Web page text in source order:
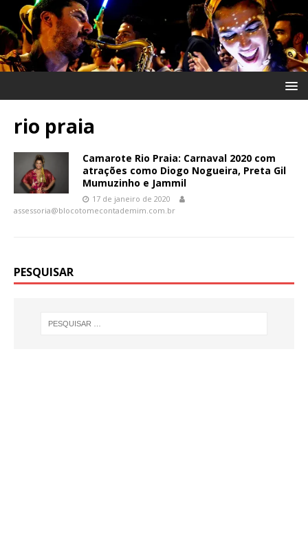
rio praia
Camarote Rio Praia: Carnaval 2020 com
atrações como Diogo Nogueira, Preta Gil
Mumuzinho e Jammil
17 de janeiro de 2020
assessoria@blocotomecontademim.com.br
PESQUISAR